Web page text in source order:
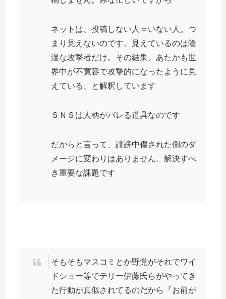
ネットは、投稿しない人＝いない人。つ
まり見えないのです。見えているのは陰
湿な攻撃者だけ。その結果、あたかも世
界中が不寛容で攻撃的になったように見
えている、と解釈しています
ＳＮＳは人柄がバレる道具なのです
だからと言って、誹謗中傷された側のダ
メージに変わりはありません。解決すべ
き重要な課題です
そもそもマスコミとか野党がそれでワイ
ドショー等でテリー伊藤氏らがやってき
た行動が真似されてるのだから『お前が